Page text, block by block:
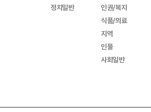
정치일반
인권/복지
식품/의료
지역
인물
사회일반